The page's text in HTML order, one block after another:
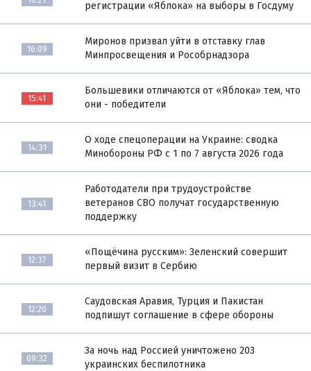
регистрации «Яблока» на выборы в Госдуму
16:09
Миронов призвал уйти в отставку глав
Минпросвещения и Рособрнадзора
15:41
Большевики отличаются от «Яблока» тем, что
они - победители
14:31
О ходе спецоперации на Украине: сводка
Минобороны РФ с 1 по 7 августа 2026 года
13:41
Работодатели при трудоустройстве
ветеранов СВО получат государственную
поддержку
12:37
«Пощёчина русским»: Зеленский совершит
первый визит в Сербию
12:20
Саудовская Аравия, Турция и Пакистан
подпишут соглашение в сфере обороны
09:32
За ночь над Россией уничтожено 203
украинских беспилотника